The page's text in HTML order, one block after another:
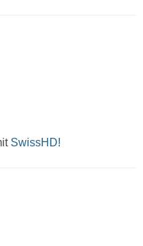
SwissHD!